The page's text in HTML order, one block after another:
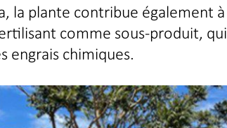
la plante contribue également
comme sous-produit,
engrais chimiques.